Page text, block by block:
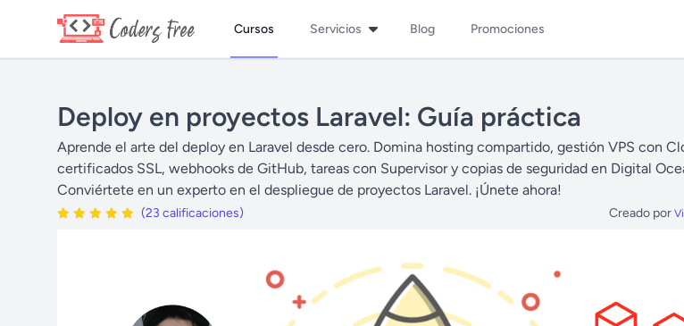
Cursos Servicios Blog Promociones
Deploy en proyectos Laravel: Guía práctica
Aprende el arte del deploy en Laravel desde cero. Domina hosting compartido, gestión VPS con
certificados SSL, webhooks de GitHub, tareas con Supervisor y copias de seguridad en Digital
Conviértete en un experto en el despliegue de proyectos Laravel. ¡Únete ahora!
(23 calificaciones) Creado por